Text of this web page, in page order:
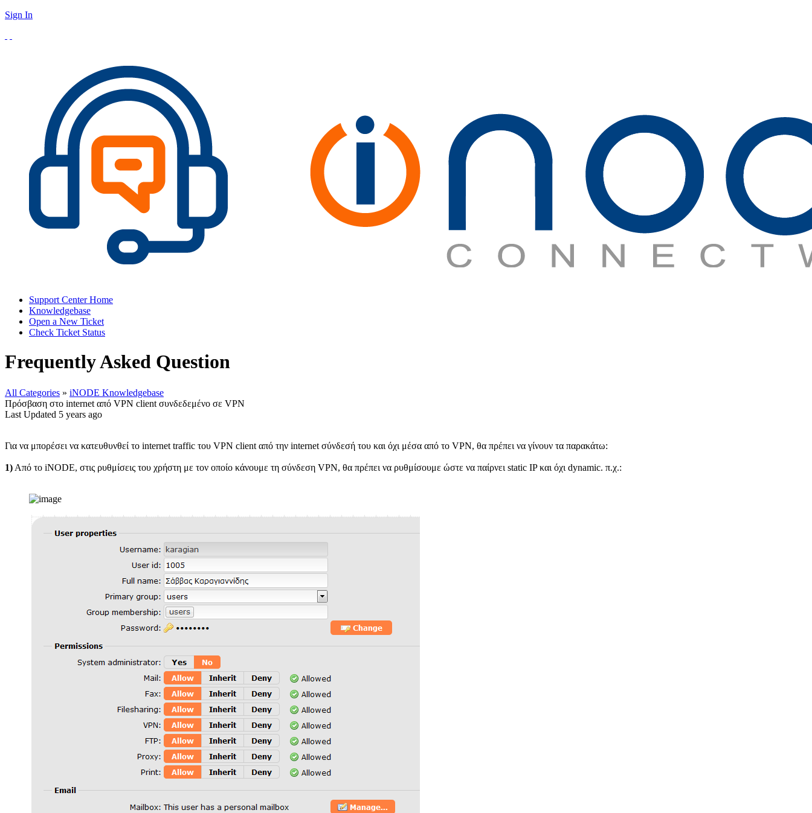
Sign In
Support Center Home
Knowledgebase
Open a New Ticket
Check Ticket Status
Frequently Asked Question
All Categories » iNODE Knowledgebase
Πρόσβαση στο internet από VPN client συνδεδεμένο σε VPN
Last Updated 5 years ago
Για να μπορέσει να κατευθυνθεί το internet traffic του VPN client από την internet σύνδεσή του και όχι μέσα από το VPN, θα πρέπει να γίνουν τα παρακάτω:
1) Από το iNODE, στις ρυθμίσεις του χρήστη με τον οποίο κάνουμε τη σύνδεση VPN, θα πρέπει να ρυθμίσουμε ώστε να παίρνει static IP και όχι dynamic. π.χ.: